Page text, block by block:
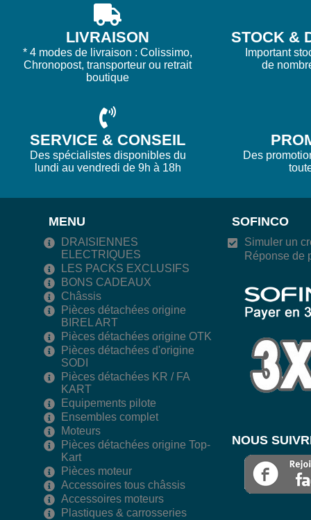
LIVRAISON
* 4 modes de livraison : Colissimo,
Chronopost, transporteur ou retrait
boutique
STOCK &
Important
de
SERVICE & CONSEIL
Des spécialistes disponibles du
lundi au vendredi de 9h à 18h
Des
MENU
DRAISIENNES
ELECTRIQUES
LES PACKS EXCLUSIFS
BONS CADEAUX
Châssis
Pièces détachées origine
BIREL ART
Pièces détachées origine OTK
Pièces détachées d'origine
SODI
Pièces détachées KR / FA
KART
Equipements pilote
Ensembles complet
Moteurs
Pièces détachées origine Top-
Kart
Pièces moteur
Accessoires tous châssis
Accessoires moteurs
Plastiques & carrosseries
SOFINCO
Simuler un
Réponse de
NOUS